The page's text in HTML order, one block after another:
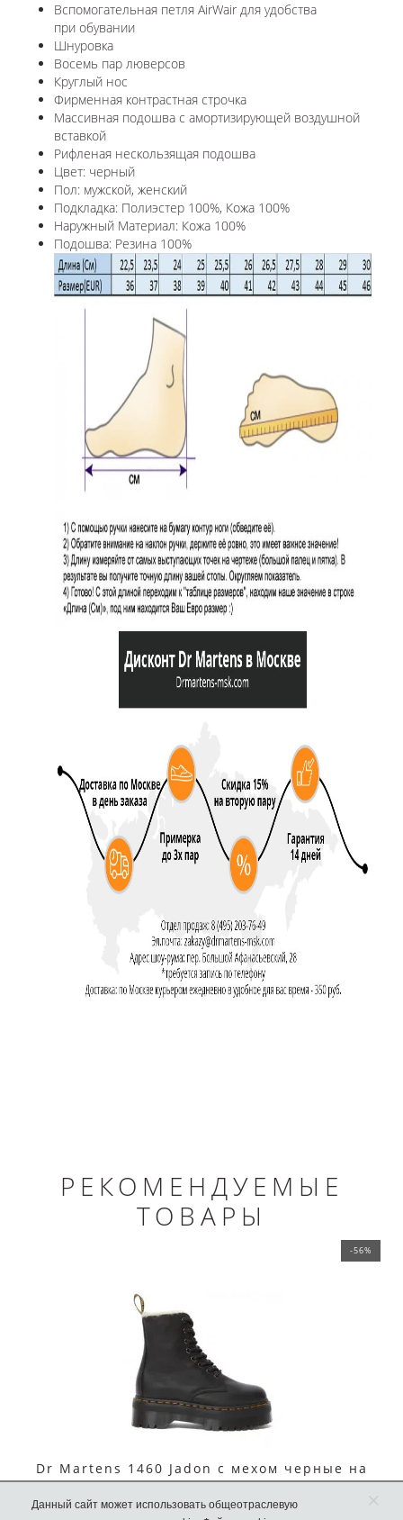
Вспомогательная петля AirWair для удобства
при обувании
Шнуровка
Восемь пар люверсов
Круглый нос
Фирменная контрастная строчка
Массивная подошва с амортизирующей воздушной
вставкой
Рифленая нескользящая подошва
Цвет: черный
Пол: мужской, женский
Подкладка: Полиэстер 100%, Кожа 100%
Наружный Материал: Кожа 100%
Подошва: Резина 100%
РЕКОМЕНДУЕМЫЕ
ТОВАРЫ
-56%
Dr Martens 1460 Jadon с мехом черные на
платформе
Данный сайт может использовать общеотраслевую
×